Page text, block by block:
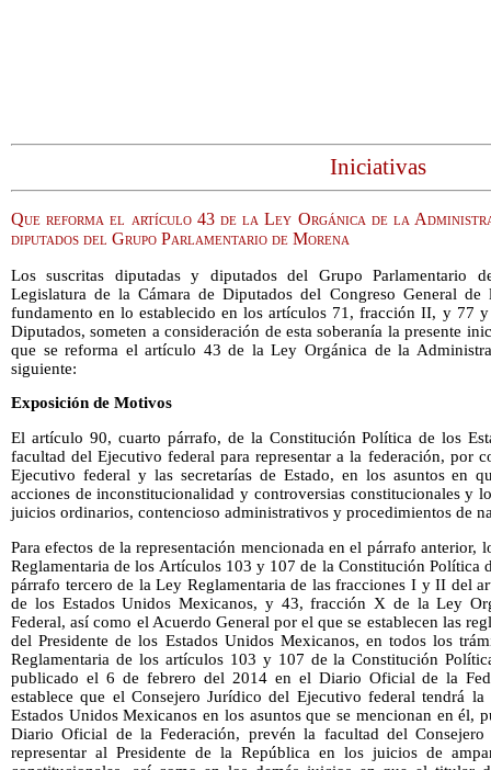
Iniciativas
Que reforma el artículo 43 de la Ley Orgánica de la
diputados del Grupo Parlamentario de Morena
Los suscritas diputadas y diputados del Grupo Parlamentario
Legislatura de la Cámara de Diputados del Congreso General
fundamento en lo establecido en los artículos 71, fracción II, y 77
Diputados, someten a consideración de esta soberanía la presente
que se reforma el artículo 43 de la Ley Orgánica de la
siguiente:
Exposición de Motivos
El artículo 90, cuarto párrafo, de la Constitución Política de los
facultad del Ejecutivo federal para representar a la federación, por
Ejecutivo federal y las secretarías de Estado, en los asuntos en
acciones de inconstitucionalidad y controversias constitucionales y
juicios ordinarios, contencioso administrativos y procedimientos de
Para efectos de la representación mencionada en el párrafo
Reglamentaria de los Artículos 103 y 107 de la Constitución Política
párrafo tercero de la Ley Reglamentaria de las fracciones I y II del
de los Estados Unidos Mexicanos, y 43, fracción X de la Ley
Federal, así como el Acuerdo General por el que se establecen las
del Presidente de los Estados Unidos Mexicanos, en todos los
Reglamentaria de los artículos 103 y 107 de la Constitución
publicado el 6 de febrero del 2014 en el Diario Oficial de la
establece que el Consejero Jurídico del Ejecutivo federal tendrá la
Estados Unidos Mexicanos en los asuntos que se mencionan en él,
Diario Oficial de la Federación, prevén la facultad del
representar al Presidente de la República en los juicios de